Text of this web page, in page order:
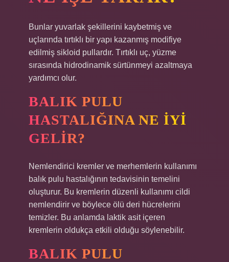
Bunlar yuvarlak şekillerini kaybetmiş ve
uçlarında tırtıklı bir yapı kazanmış modifiye
edilmiş sikloid pullardır. Tırtıklı uç, yüzme
sırasında hidrodinamik sürtünmeyi azaltmaya
yardımcı olur.
BALIK PULU
HASTALIĞINA NE IYI
GELIR?
Nemlendirici kremler ve merhemlerin kullanımı
balık pulu hastalığının tedavisinin temelini
oluşturur. Bu kremlerin düzenli kullanımı cildi
nemlendirir ve böylece ölü deri hücrelerini
temizler. Bu anlamda laktik asit içeren
kremlerin oldukça etkili olduğu söylenebilir.
BALIK PULU